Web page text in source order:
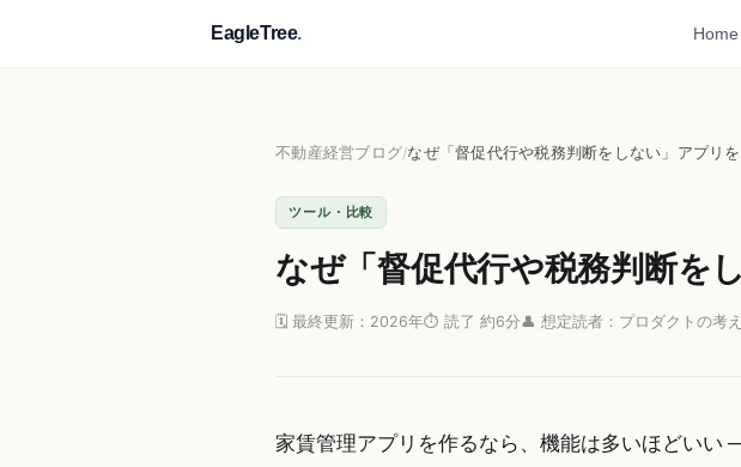
EagleTree. Home
不動産経営ブログ/なぜ「督促代行や税務判断をしない」アプリ
ツール・比較
なぜ「督促代行や税務判断を
🗓 最終更新：2026年⏱ 読了 約6分👤 想定読者：プロダクトの考
家賃管理アプリを作るなら、機能は多いほどいい